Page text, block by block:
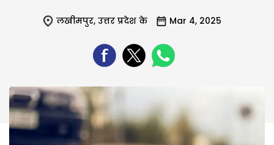
लखीमपुर, उत्तर प्रदेश के Mar 4, 2025